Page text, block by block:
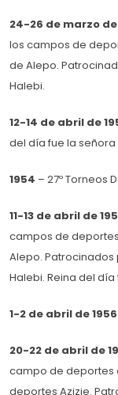
24-26 de marzo de
los campos de
de Alepo.
Halebi.
12-14 de abril de
del día fue la señora
1954 – 27º Torneos
11-13 de abril de
campos de deportes
Alepo. Patrocinados
Halebi. Reina del
1-2 de abril de 1956
20-22 de abril de
campo de deportes
deportes Azizie.